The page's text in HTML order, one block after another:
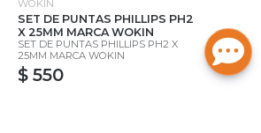
WOKIN
SET DE PUNTAS PHILLIPS PH2
X 25MM MARCA WOKIN
SET DE PUNTAS PHILLIPS PH2 X
25MM MARCA WOKIN
$ 550